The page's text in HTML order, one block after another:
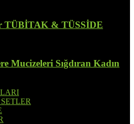
TÜBİTAK & TÜSSİDE
Mucizeleri Sığdıran Kadın